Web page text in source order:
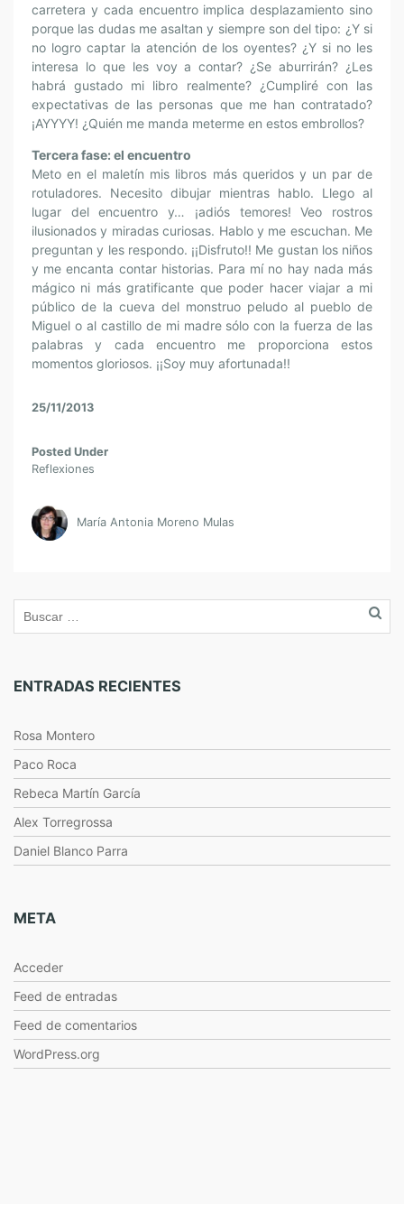
carretera y cada encuentro implica desplazamiento sino
porque las dudas me asaltan y siempre son del tipo: ¿Y si
no logro captar la atención de los oyentes? ¿Y si no les
interesa lo que les voy a contar? ¿Se aburrirán? ¿Les
habrá gustado mi libro realmente? ¿Cumpliré con las
expectativas de las personas que me han contratado?
¡AYYYY! ¿Quién me manda meterme en estos embrollos?
Tercera fase: el encuentro
Meto en el maletín mis libros más queridos y un par de
rotuladores. Necesito dibujar mientras hablo. Llego al
lugar del encuentro y… ¡adiós temores! Veo rostros
ilusionados y miradas curiosas. Hablo y me escuchan. Me
preguntan y les respondo. ¡¡Disfruto!! Me gustan los niños
y me encanta contar historias. Para mí no hay nada más
mágico ni más gratificante que poder hacer viajar a mi
público de la cueva del monstruo peludo al pueblo de
Miguel o al castillo de mi madre sólo con la fuerza de las
palabras y cada encuentro me proporciona estos
momentos gloriosos. ¡¡Soy muy afortunada!!
25/11/2013
Posted Under
Reflexiones
María Antonia Moreno Mulas
ENTRADAS RECIENTES
Rosa Montero
Paco Roca
Rebeca Martín García
Alex Torregrossa
Daniel Blanco Parra
META
Acceder
Feed de entradas
Feed de comentarios
WordPress.org